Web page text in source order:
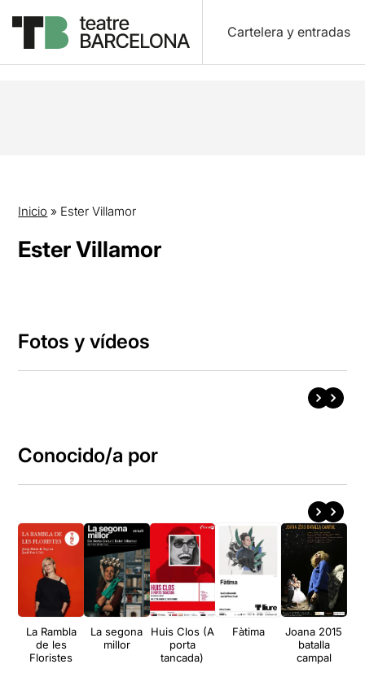
Cartelera y entradas
Inicio » Ester Villamor
Ester Villamor
Fotos y vídeos
Conocido/a por
La Rambla
de les
Floristes
La segona
millor
Huis Clos (A
porta
tancada)
Fàtima
Joana 2015
batalla
campal